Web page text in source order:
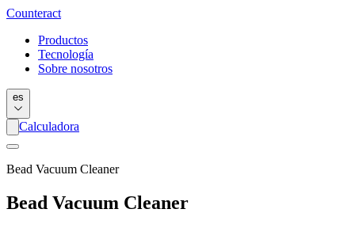
Counteract
Productos
Tecnología
Sobre nosotros
es
Calculadora
Bead Vacuum Cleaner
Bead Vacuum Cleaner